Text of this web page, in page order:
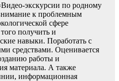
экскурсии по родному
к проблемным
сфере
получить и
навыки. Поработать с
средствами. Оценивается
работы и
материала. А также
информационная